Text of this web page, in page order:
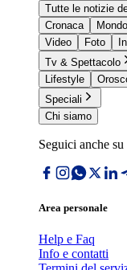
Tutte le notizie
Cronaca
Mondo
Video
Foto
Tv & Spettacolo
Lifestyle
Speciali
Chi siamo
Seguici anche su
Area personale
Help e Faq
Info e contatti